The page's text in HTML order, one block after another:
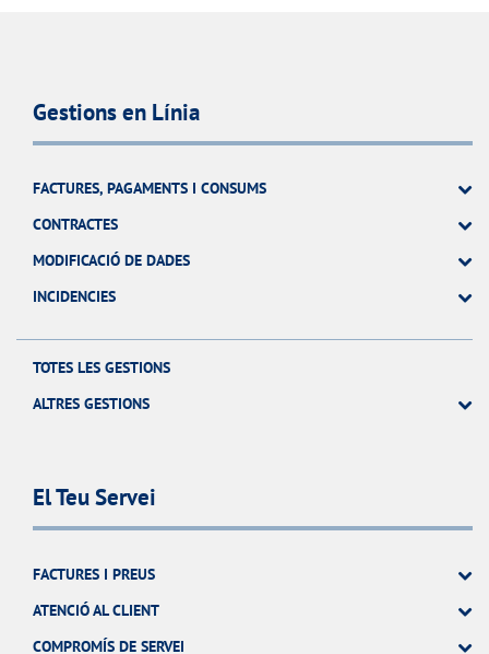
Gestions en Línia
FACTURES, PAGAMENTS I CONSUMS
CONTRACTES
MODIFICACIÓ DE DADES
INCIDENCIES
TOTES LES GESTIONS
ALTRES GESTIONS
El Teu Servei
FACTURES I PREUS
ATENCIÓ AL CLIENT
COMPROMÍS DE SERVEI